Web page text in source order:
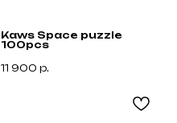
Kaws Space puzzle
100pcs
11 900 р.